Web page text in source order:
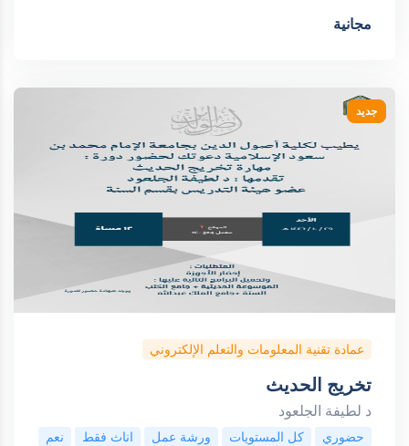
مجانية
جديد
عمادة تقنية المعلومات والتعلم الإلكتروني
تخريج الحديث
د لطيفة الجلعود
حضوري كل المستويات ورشة عمل اناث فقط نعم